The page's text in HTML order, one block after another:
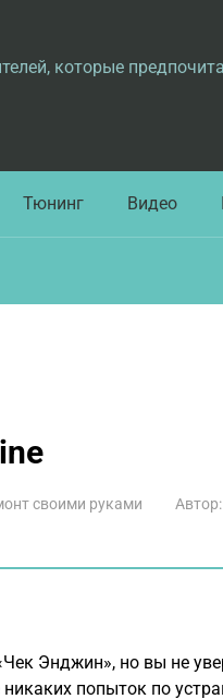
которые
Тюнинг Видео
своими руками Автор:
Энджин», но вы не
попыток по